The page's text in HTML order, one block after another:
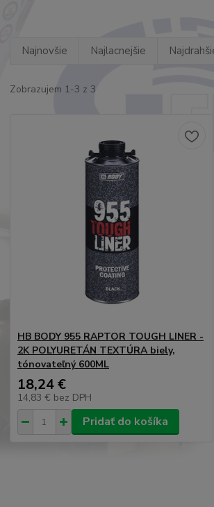
Najnovšie Najlacnejšie
Zobrazujem 1-3 z 3
HB BODY 955 RAPTOR TOUGH LINER -
2K POLYURETÁN TEXTÚRA biely,
tónovateľný 600ML
18,24 €
14,83 € bez DPH
Pridať do košíka